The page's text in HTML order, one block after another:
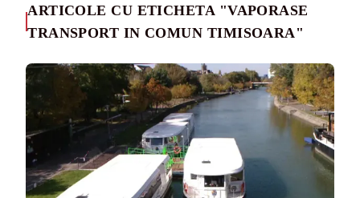
ARTICOLE CU ETICHETA "VAPORASE
TRANSPORT IN COMUN TIMISOARA"